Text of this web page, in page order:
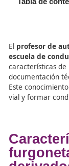
Tabla de
Elprofesor de
Este
vial y formar